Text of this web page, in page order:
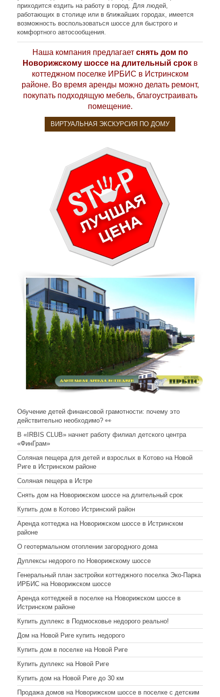
приходится ездить на работу в город. Для людей,
работающих в столице или в ближайших городах, имеется
возможность воспользоваться шоссе для быстрого и
комфортного автосообщения.
Наша компания предлагает снять дом по
Новорижскому шоссе на длительный срокв
коттеджном поселке ИРБИС в Истринском
районе. Во время аренды можно делать ремонт,
покупать подходящую мебель, благоустраивать
помещение.
ВИРТУАЛЬНАЯ ЭКСКУРСИЯ ПО ДОМУ
Обучение детей финансовой грамотности: почему это
действительно необходимо? 👀
В «IRBIS CLUB» начнет работу филиал детского центра
«ФинГрам»
Соляная пещера для детей и взрослых в Котово на Новой
Риге в Истринском районе
Соляная пещера в Истре
Снять дом на Новорижском шоссе на длительный срок
Купить дом в Котово Истринский район
Аренда коттеджа на Новорижском шоссе в Истринском
районе
О геотермальном отоплении загородного дома
Дуплексы недорого по Новорижскому шоссе
Генеральный план застройки коттеджного поселка Эко-Парка
ИРБИС на Новорижском шоссе
Аренда коттеджей в поселке на Новорижском шоссе в
Истринском районе
Купить дуплекс в Подмосковье недорого реально!
Дом на Новой Риге купить недорого
Купить дом в поселке на Новой Риге
Купить дуплекс на Новой Риге
Купить дом на Новой Риге до 30 км
Продажа домов на Новорижском шоссе в поселке с детским